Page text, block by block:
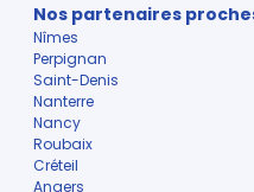
Nos partenaires
Nîmes
Perpignan
Saint-Denis
Nanterre
Nancy
Roubaix
Créteil
Angers